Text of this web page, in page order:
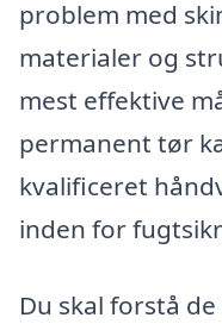
problem med
materialer og
mest effektive
permanent tør
kvalificeret
inden for
Du skal forstå